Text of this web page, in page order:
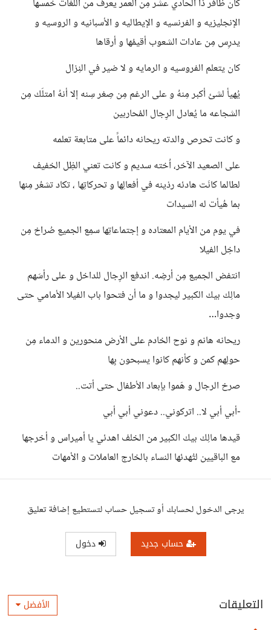
كان ظافر ذا الحادي عشر مِن العمر يعرف من اللغات خمسها
الإنجليزيه و الفرنسيه و الإيطاليه و الأسبانيه و الروسيه و
يدرِس مِن عادات الشعوب أقيمُها و أرقاها
كان يتعلم الفروسيه و الرمايه و لا ضير في النِزال
يُهيأ لشئ أكبر مِنهُ و على الرغم مِن صِغر سِنه إلا أنهُ امتلَك مِن
الشجاعه ما يُعادل الرِجال المُحاربين
و كانت تحرص والدته ريحانه دائماً على متابعة تعلمه
على الصعيد الآخر، اُخته سديم و كانت تعني الظِل الخفيف
لطالما كانَت هادئه رذينه في أفعالِها و تحركاتِها ، تكاد تشعُر مِنها
بما هُيأت له السيدات
في يوم من الأيام المعتاده و إجتماعاتِها سمِع الجميع صُراخ مِن
داخِل الفيلا
انتفض الجميع مِن أرضِه. اندفع الرِجال للداخل و على رأسَهم
مالِك بيك الكبير ليجدوا و ما أن فتحوا باب الفيلا الأمامي حتى
وجدوا…
ريحانه هانم و نوح الخادم على الأرض منحورين و الدماء مِن
حولِهم كمن و كأنهم كانوا يسبحون بِها
صرخ الرجال و هَموا بإبعاد الأطفال حتى أتت..
-أبي أبي لا.. اتركوني.. دعوني أبي أبي
قيدها مالِك بيك الكبير من الخلف اهدئي يا أميراس و أخرجها
مع الباقيين لتُهدئها النساء بالخارج العاملات و الأمهات
يرجى الدخول لحسابك أو تسجيل حساب لتستطيع إضافة تعليق
حساب جديد دخول
التعليقات الأفضل